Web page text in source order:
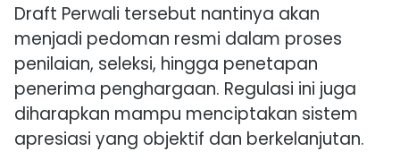
Draft Perwali tersebut nantinya akan
menjadi pedoman resmi dalam proses
penilaian, seleksi, hingga penetapan
penerima penghargaan. Regulasi ini juga
diharapkan mampu menciptakan sistem
apresiasi yang objektif dan berkelanjutan.